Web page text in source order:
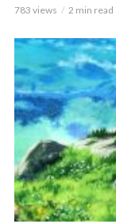
783 views 2 min read